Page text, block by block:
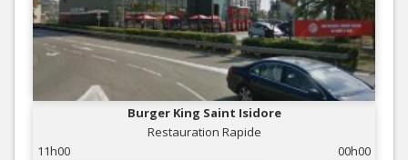
Burger King Saint Isidore
Restauration Rapide
11h00
00h00